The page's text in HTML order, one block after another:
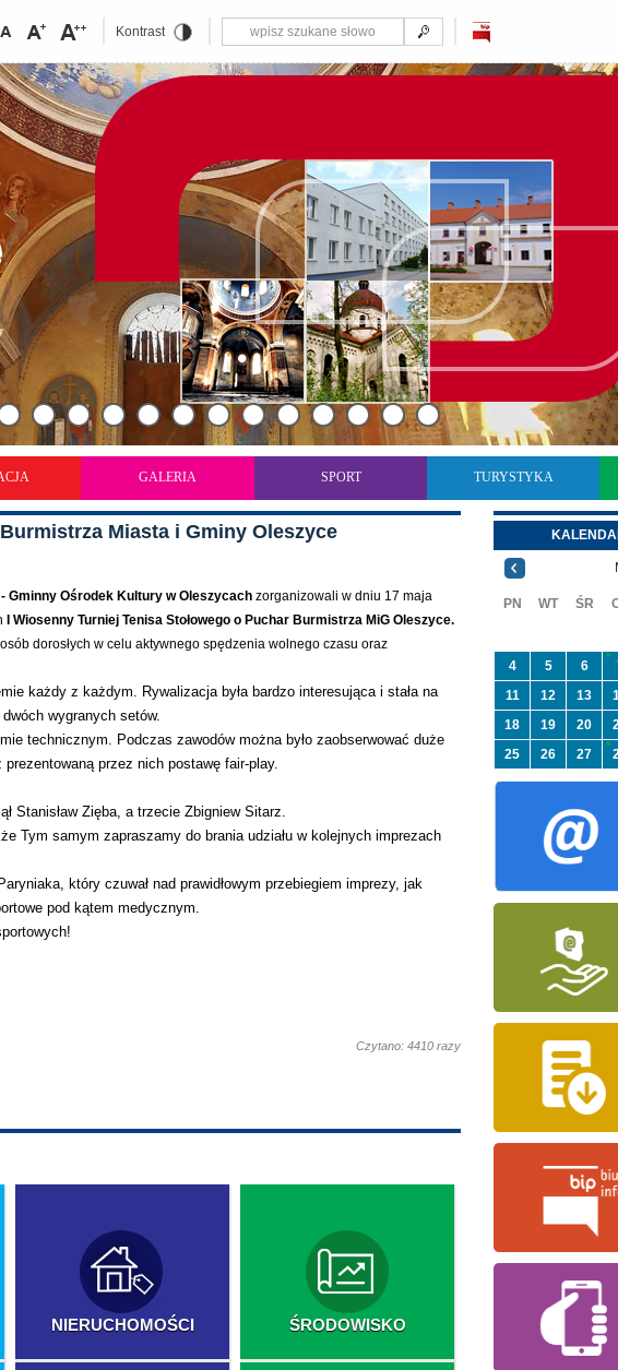
Kontrast
GALERIA SPORT TURYSTYKA
Miasta i Gminy Oleszyce
Gminny Ośrodek Kultury w Oleszycach zorganizowali w dniu 17 maja
I Wiosenny Turniej Tenisa Stołowego o Puchar Burmistrza MiG Oleszyce.
dorosłych w celu aktywnego spędzenia wolnego czasu oraz
każdy z każdym. Rywalizacja była bardzo interesująca i stała na
wygranych setów.
technicznym. Podczas zawodów można było zaobserwować duże
przez nich postawę fair-play.
Stanisław Zięba, a trzecie Zbigniew Sitarz.
Tym samym zapraszamy do brania udziału w kolejnych imprezach
który czuwał nad prawidłowym przebiegiem imprezy, jak
pod kątem medycznym.
Czytano: 4410 razy
NIERUCHOMOŚCI ŚRODOWISKO
PN WT ŚR
4
5 6
11
12 13
18
19 20
25
26 27